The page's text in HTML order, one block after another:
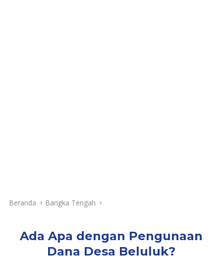
Beranda Bangka Tengah
Ada Apa dengan Pengunaan
Dana Desa Beluluk?